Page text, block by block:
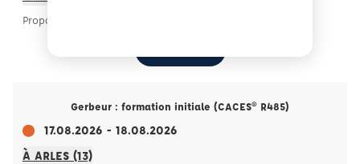
Proposé par ECF CHERRI ARLES
Gerbeur : formation initiale (CACES® R485)
17.08.2026 - 18.08.2026
À ARLES (13)